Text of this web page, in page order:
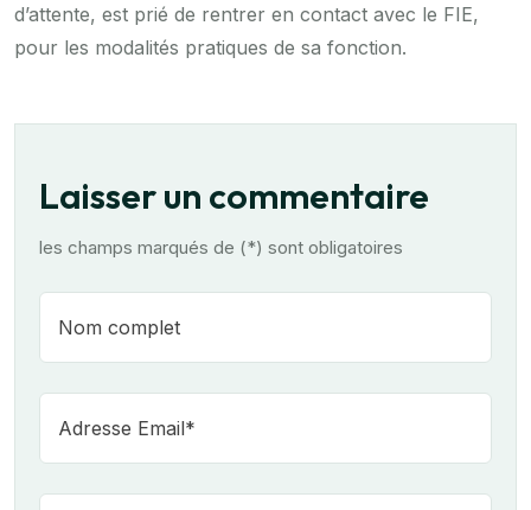
d’attente, est prié de rentrer en contact avec le FIE,
pour les modalités pratiques de sa fonction.
Laisser un commentaire
les champs marqués de (*) sont obligatoires